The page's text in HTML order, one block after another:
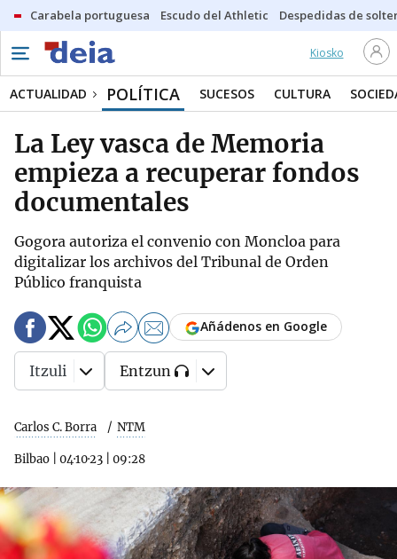
Carabela portuguesa Escudo del Athletic Despedidas de
Kiosko
ACTUALIDAD POLÍTICA SUCESOS CULTURA
La Ley vasca de Memoria
empieza a recuperar fondos
documentales
Gogora autoriza el convenio con Moncloa para
digitalizar los archivos del Tribunal de Orden
Público franquista
Carlos C. Borra NTM
Bilbao 04·10·23 09:28
Añádenos en Google
Itzuli Entzun